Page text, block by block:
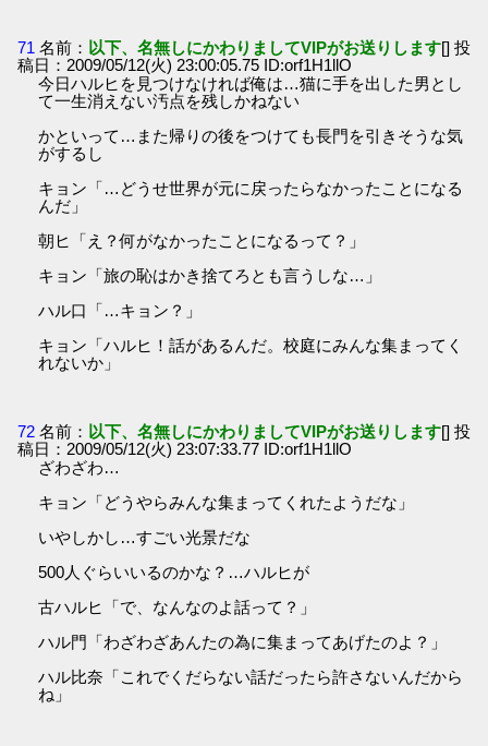
71 名前： 以下、名無しにかわりましてVIPがお送りします[] 投
稿日：2009/05/12(火) 23:00:05.75 ID:orf1H1llO
今日ハルヒを見つけなければ俺は…猫に手を出した男とし
て一生消えない汚点を残しかねない
かといって…また帰りの後をつけても長門を引きそうな気
がするし
キョン「…どうせ世界が元に戻ったらなかったことになる
んだ」
朝ヒ「え？何がなかったことになるって？」
キョン「旅の恥はかき捨てろとも言うしな…」
ハル口「…キョン？」
キョン「ハルヒ！話があるんだ。校庭にみんな集まってく
れないか」
72 名前： 以下、名無しにかわりましてVIPがお送りします[] 投
稿日：2009/05/12(火) 23:07:33.77 ID:orf1H1llO
ざわざわ…
キョン「どうやらみんな集まってくれたようだな」
いやしかし…すごい光景だな
500人ぐらいいるのかな？…ハルヒが
古ハルヒ「で、なんなのよ話って？」
ハル門「わざわざあんたの為に集まってあげたのよ？」
ハル比奈「これでくだらない話だったら許さないんだから
ね」